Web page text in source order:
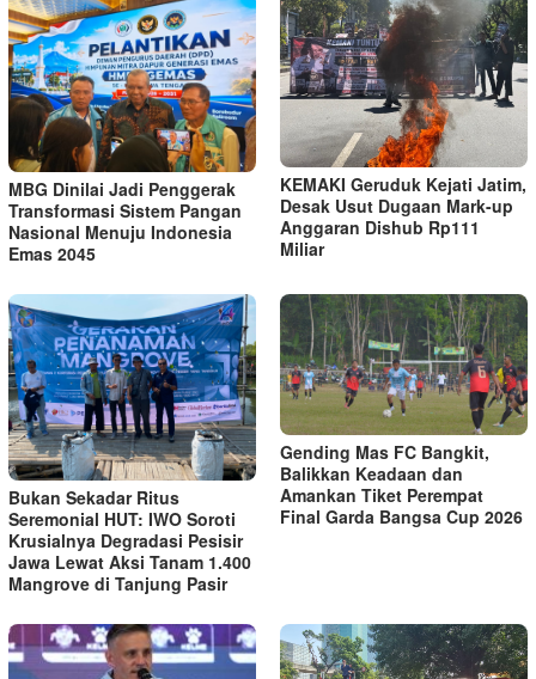
MBG Dinilai Jadi Penggerak
Transformasi Sistem Pangan
Nasional Menuju Indonesia
Emas 2045
KEMAKI Geruduk Kejati Jatim,
Desak Usut Dugaan Mark-up
Anggaran Dishub Rp111
Miliar
Bukan Sekadar Ritus
Seremonial HUT: IWO Soroti
Krusialnya Degradasi Pesisir
Jawa Lewat Aksi Tanam 1.400
Mangrove di Tanjung Pasir
Gending Mas FC Bangkit,
Balikkan Keadaan dan
Amankan Tiket Perempat
Final Garda Bangsa Cup 2026